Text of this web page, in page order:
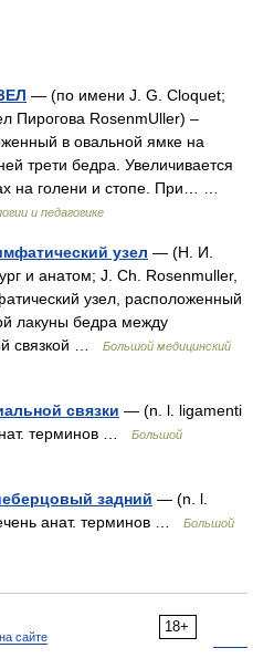
— (по имени J. G. Cloquet;
Пирогова RosеnmUller) –
в овальной ямке на
трети бедра. Увеличивается
на голени и стопе. При… …
и педагогике
узел — (Н. И.
и анатом; J. Ch. Rosenmuller,
узел, расположенный
лакуны бедра между
связкой …
Большой медицинский
связки — (n. l. ligamenti
терминов …
Большой
задний — (n. l.
анат. терминов …
Большой
18+
сайте